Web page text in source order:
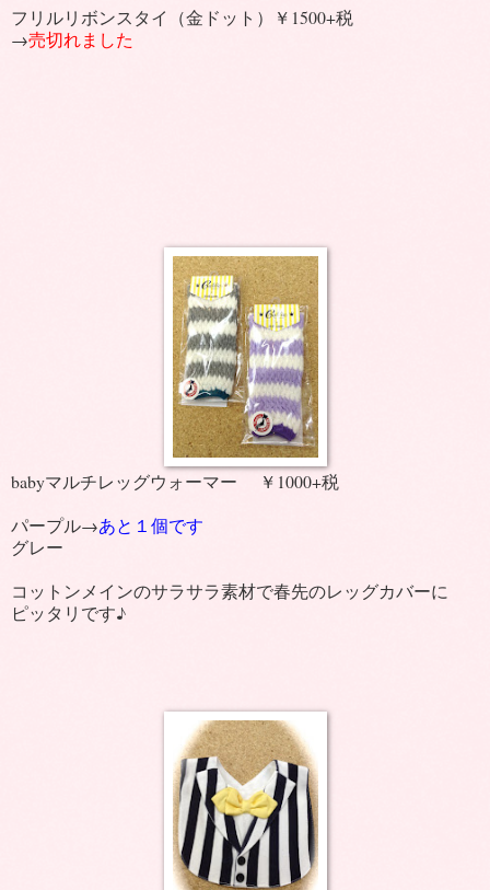
フリルリボンスタイ（金ドット）￥1500+税
→売切れました
babyマルチレッグウォーマー ￥1000+税
パープル→あと１個です
グレー
コットンメインのサラサラ素材で春先のレッグカバーに
ピッタリです♪